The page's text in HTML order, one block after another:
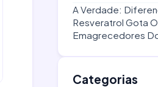
A Verdade:
Resveratrol Gota
Emagrecedores
Categorias